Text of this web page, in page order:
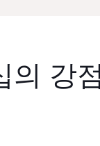
의 강점